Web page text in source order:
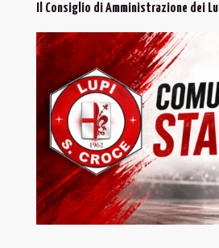
Il Consiglio di Amministrazione dei